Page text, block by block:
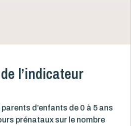
l’indicateur
d’enfants de 0 à 5 ans
prénataux sur le nombre